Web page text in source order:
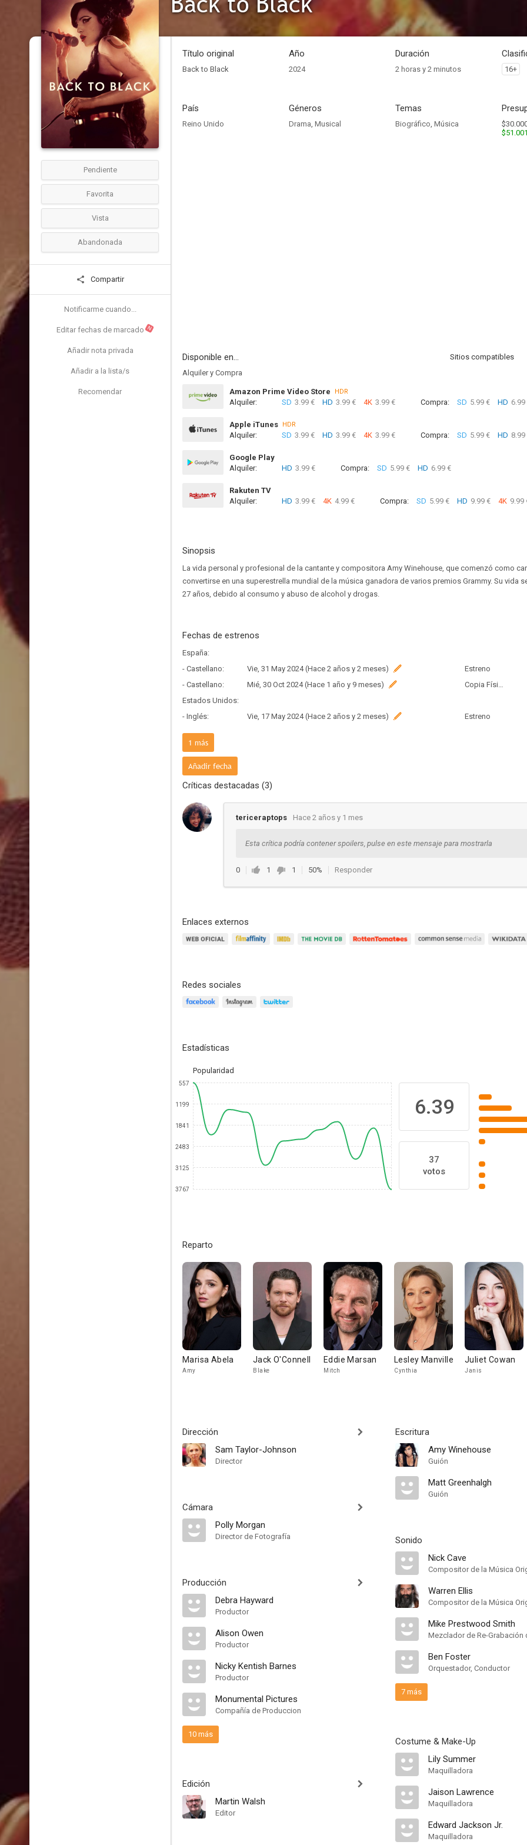
Pendiente
Favorita
Vista
Abandonada
Compartir
Notificarme cuando...
Editar fechas de marcado N
Añadir nota privada
Añadir a la lista/s
Recomendar
Título original
Back to Black
Año
2024
Duración
2 horas y 2 minutos 16+
País
Reino Unido
Géneros
Drama, Musical
Temas
Biográfico, Música
Disponible en...
Sitios compatibles
Alquiler y Compra
Amazon Prime Video Store HDR
Alquiler: SD 3.99 € HD 3.99 € 4K 3.99 € Compra: SD 5.99 € HD 6.99
Apple iTunes HDR
Alquiler: SD 3.99 € HD 3.99 € 4K 3.99 € Compra: SD 5.99 € HD 8.99
Google Play
Alquiler:
HD 3.99 € Compra: SD 5.99 € HD 6.99 €
Rakuten TV
Alquiler:
HD 3.99 € 4K 4.99 € Compra: SD 5.99 € HD 9.99 € 4K 9.99
Sinopsis
La vida personal y profesional de la cantante y compositora Amy Winehouse, que comenzó como
convertirse en una superestrella mundial de la música ganadora de varios premios Grammy. Su vida
27 años, debido al consumo y abuso de alcohol y drogas.
Fechas de estrenos
España:
- Castellano:
Vie, 31 May 2024 (Hace 2 años y 2 meses)
Estreno
- Castellano:
Mié, 30 Oct 2024 (Hace 1 año y 9 meses)
Copia Física
Estados Unidos:
- Inglés:
Vie, 17 May 2024 (Hace 2 años y 2 meses)
Estreno
Francia:
- Frances:
1 más
Añadir fecha
Críticas destacadas (3)
tericeraptops Hace 2 años y 1 mes
Esta crítica podría contener spoilers, pulse en este mensaje para mostrarla
0 1 1 50% Responder
Enlaces externos
Redes sociales
Estadísticas
Popularidad
557
1199
1841
2483
3125
3767
6.39
37
votos
Reparto
Marisa Abela
Amy
Jack O'Connell
Blake
Eddie Marsan
Mitch
Lesley Manville
Cynthia
Juliet Cowan
Janis
Dirección
Sam Taylor-Johnson
Director
Cámara
Polly Morgan
Director de Fotografía
Producción
Debra Hayward
Productor
Alison Owen
Productor
Nicky Kentish Barnes
Productor
Monumental Pictures
Compañía de Produccion
10 más
Edición
Martin Walsh
Editor
Escritura
Amy Winehouse
Guión
Matt Greenhalgh
Guión
Sonido
Nick Cave
Compositor de la Música
Warren Ellis
Compositor de la Música
Mike Prestwood Smith
Mezclador de Re-Grabación
Ben Foster
Orquestador, Conductor
7 más
Costume & Make-Up
Lily Summer
Maquilladora
Jaison Lawrence
Maquilladora
Edward Jackson Jr.
Maquilladora